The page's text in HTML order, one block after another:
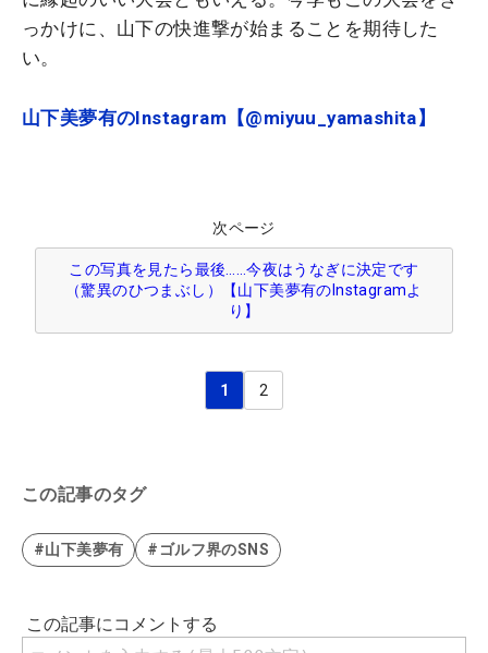
っかけに、山下の快進撃が始まることを期待した
い。
山下美夢有のInstagram【@miyuu_yamashita】
次ページ
この写真を見たら最後……今夜はうなぎに決定です
（驚異のひつまぶし）【山下美夢有のInstagramよ
り】
1 2
この記事のタグ
#山下美夢有 #ゴルフ界のSNS